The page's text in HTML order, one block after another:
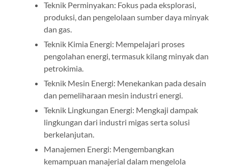
Teknik Perminyakan: Fokus pada eksplorasi,
produksi, dan pengelolaan sumber daya minyak
dan gas.
Teknik Kimia Energi: Mempelajari proses
pengolahan energi, termasuk kilang minyak dan
petrokimia.
Teknik Mesin Energi: Menekankan pada desain
dan pemeliharaan mesin industri energi.
Teknik Lingkungan Energi: Mengkaji dampak
lingkungan dari industri migas serta solusi
berkelanjutan.
Manajemen Energi: Mengembangkan
kemampuan manajerial dalam mengelola